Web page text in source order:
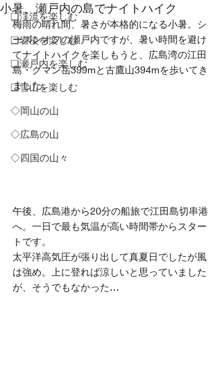
❏渓流を楽しむ
❑岩稜を楽しむ
❏瀬戸内を楽しむ
❑雪山を楽しむ
◇岡山の山
◇広島の山
◇四国の山々
小暑、瀬戸内の島でナイトハイク
梅雨の晴れ間、暑さが本格的になる小暑。シ
ーズンオフの瀬戸内ですが、暑い時間を避け
てナイトハイクを楽しもうと、広島湾の江田
島・クマン岳399mと古鷹山394mを歩いてき
ました。
午後、広島港から20分の船旅で江田島切串港
へ。一日で最も気温が高い時間帯からスター
トです。
太平洋高気圧が張り出して真夏日でしたが風
は強め。上に登れば涼しいと思っていました
が、そうでもなかった…